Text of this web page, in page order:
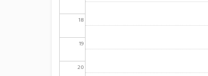
18
19
20